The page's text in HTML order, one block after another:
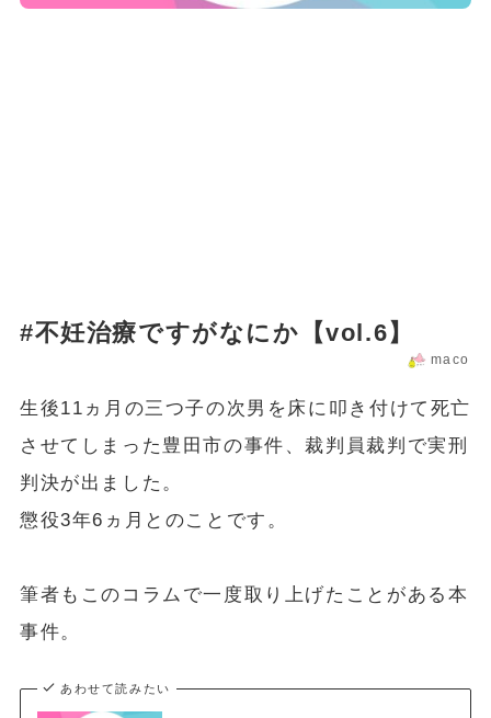
#不妊治療ですがなにか【vol.6】
maco
生後11ヵ月の三つ子の次男を床に叩き付けて死亡
させてしまった豊田市の事件、裁判員裁判で実刑
判決が出ました。
懲役3年6ヵ月とのことです。
筆者もこのコラムで一度取り上げたことがある本
事件。
あわせて読みたい